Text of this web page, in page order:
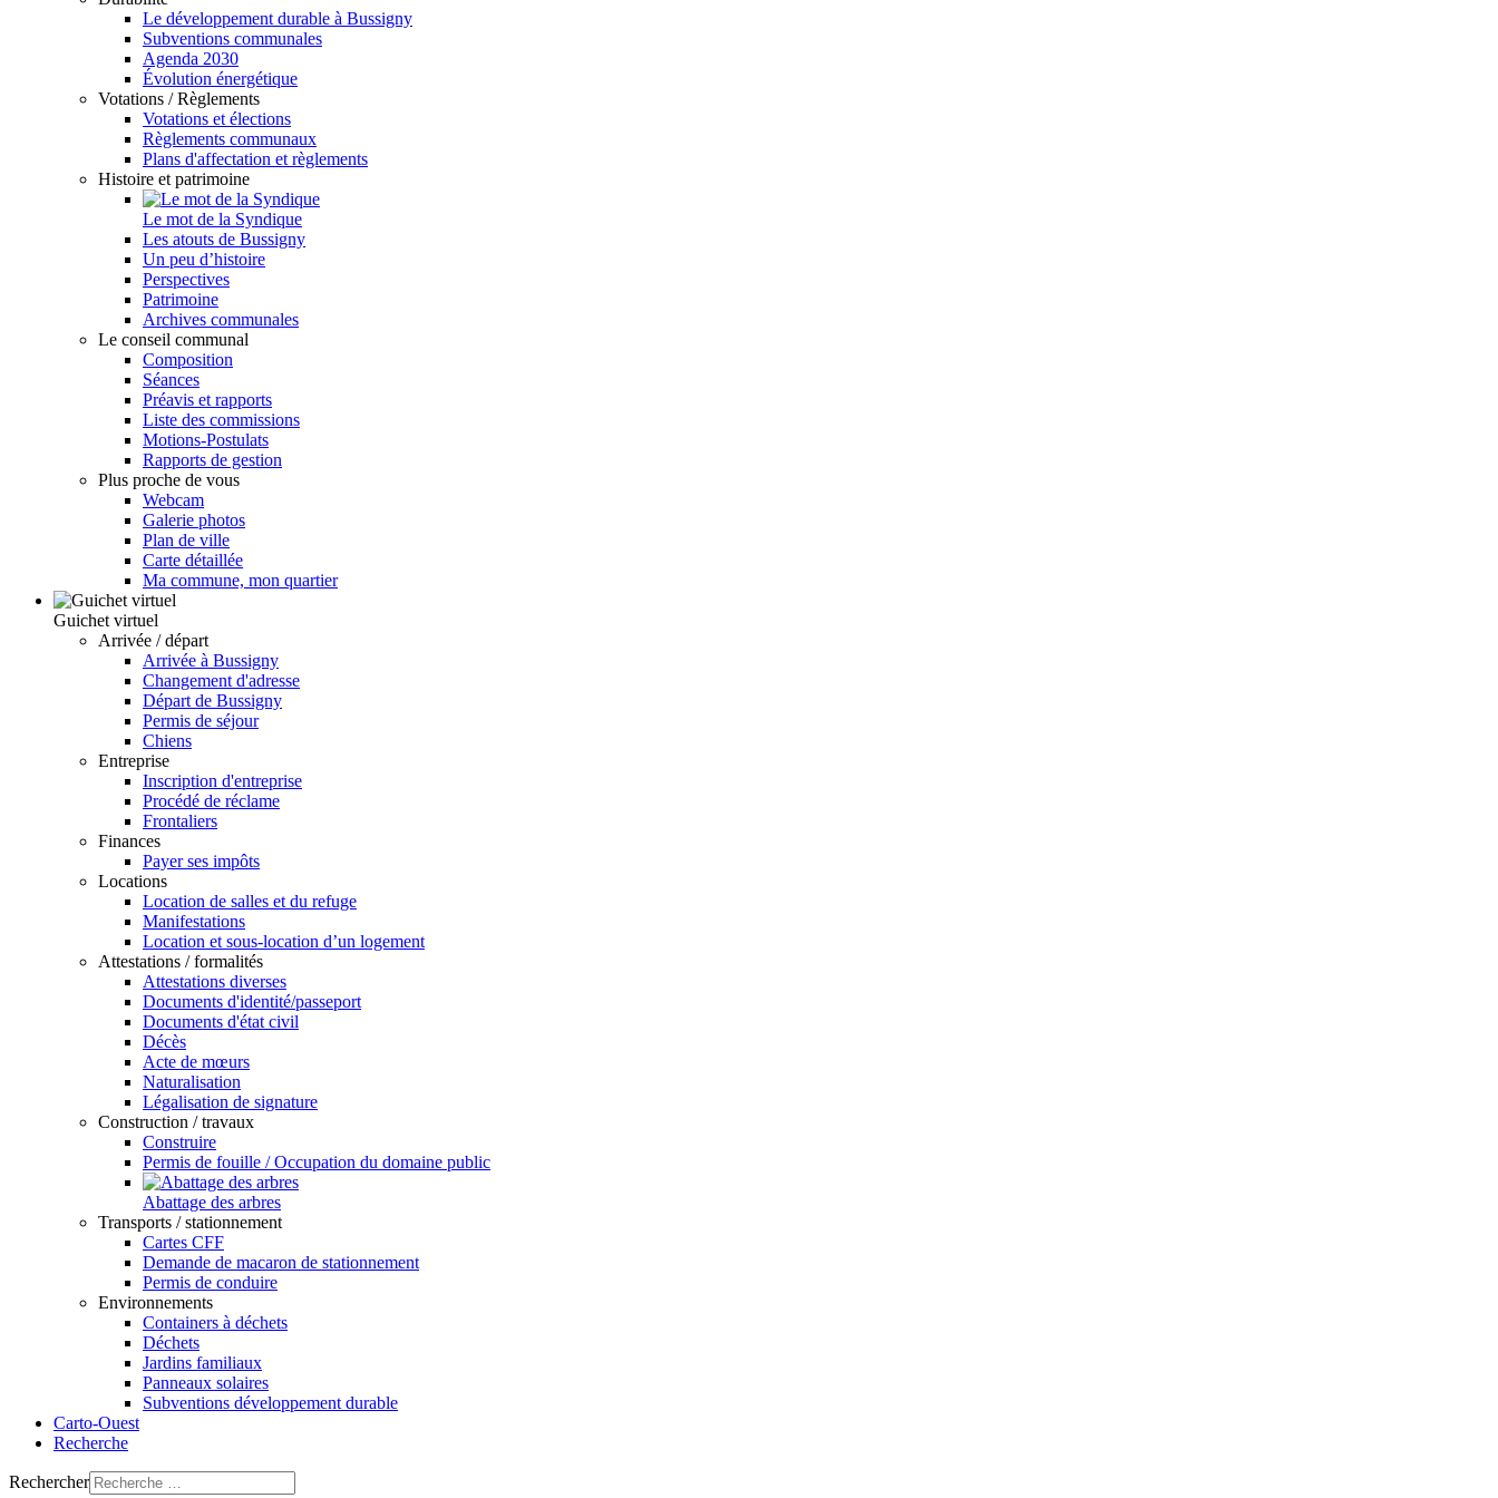
Le développement durable à Bussigny
Subventions communales
Agenda 2030
Évolution énergétique
Votations / Règlements
Votations et élections
Règlements communaux
Plans d'affectation et règlements
Histoire et patrimoine
Le mot de la Syndique
Les atouts de Bussigny
Un peu d’histoire
Perspectives
Patrimoine
Archives communales
Le conseil communal
Composition
Séances
Préavis et rapports
Liste des commissions
Motions-Postulats
Rapports de gestion
Plus proche de vous
Webcam
Galerie photos
Plan de ville
Carte détaillée
Ma commune, mon quartier
Guichet virtuel
Arrivée / départ
Arrivée à Bussigny
Changement d'adresse
Départ de Bussigny
Permis de séjour
Chiens
Entreprise
Inscription d'entreprise
Procédé de réclame
Frontaliers
Finances
Payer ses impôts
Locations
Location de salles et du refuge
Manifestations
Location et sous-location d’un logement
Attestations / formalités
Attestations diverses
Documents d'identité/passeport
Documents d'état civil
Décès
Acte de mœurs
Naturalisation
Légalisation de signature
Construction / travaux
Construire
Permis de fouille / Occupation du domaine public
Abattage des arbres
Transports / stationnement
Cartes CFF
Demande de macaron de stationnement
Permis de conduire
Environnements
Containers à déchets
Déchets
Jardins familiaux
Panneaux solaires
Subventions développement durable
Carto-Ouest
Recherche
Rechercher